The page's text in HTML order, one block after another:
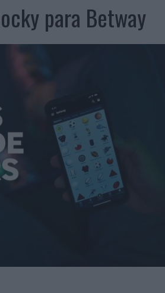
CON IA
A PRUEBA LA CREATIVIDAD DE LAS MARCAS
EN VERANO Y SUPERA AL MÓVIL COMO
ESPAÑOLES
DIRECTORA COMERCIAL GLOBAL
INSPIRADA EN CORNETTO, CALIPPO Y SOLERO
EL PATRIMONIO HISTÓRICO EN ACTIVOS
LA GESTIÓN DE SUS RELACIONES CON LOS MEDIOS
DE MARCA A LARGO PLAZO Y LA MEDICIÓN SON DOS
para Betway